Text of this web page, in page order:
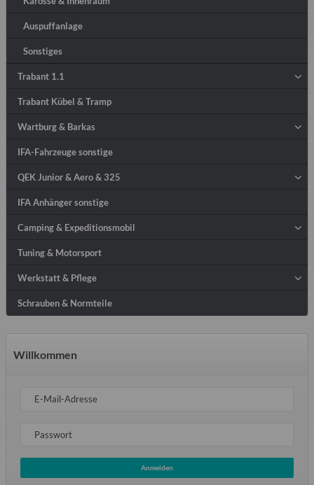
Auspuffanlage
Sonstiges
Trabant 1.1
Trabant Kübel & Tramp
Wartburg & Barkas
IFA-Fahrzeuge sonstige
QEK Junior & Aero & 325
IFA Anhänger sonstige
Camping & Expeditionsmobil
Tuning & Motorsport
Werkstatt & Pflege
Schrauben & Normteile
Willkommen
E-Mail-Adresse
Passwort
Anmelden